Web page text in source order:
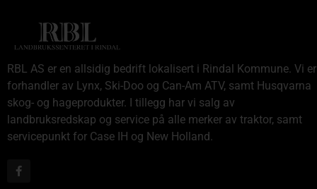
RBL AS er en allsidig bedrift lokalisert i Rindal Kommune. Vi er
forhandler av Lynx, Ski-Doo og Can-Am ATV, samt Husqvarna
skog- og hageprodukter. I tillegg har vi salg av
landbruksredskap og service på alle merker av traktor, samt
servicepunkt for Case IH og New Holland.